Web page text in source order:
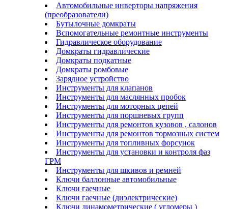
Автомобильные инверторы напряжения
(преобразователи)
Бутылочные домкраты
Вспомогательные ремонтные инструменты
Гидравлическое оборудование
Домкраты гидравлические
Домкраты подкатные
Домкраты ромбовые
Зарядное устройство
Инструменты для клапанов
Инструменты для маслянных пробок
Инструменты для моторных цепей
Инструменты для поршневых групп
Инструменты для ремонтов кузовов , салонов
Инструменты для ремонтов тормозных систем
Инструменты для топливных форсунок
Инструменты для установки и контроля фаз
ГРМ
Инструменты для шкивов и ремней
Ключи баллонные автомобильные
Ключи гаечные
Ключи гаечные (диэлектрические)
Ключи динамометрические ( угломеры )